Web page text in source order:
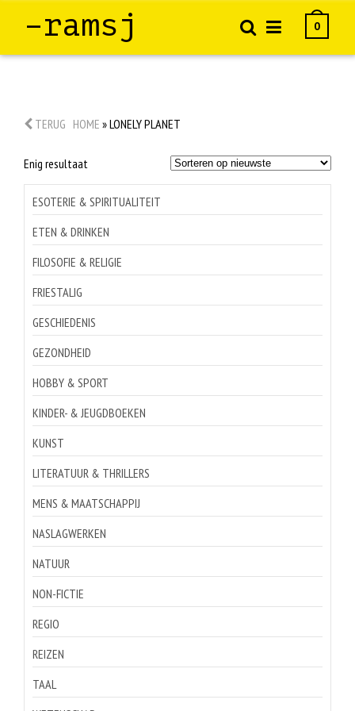
–ramsj 0
TERUG HOME »LONELY PLANET
Enig resultaat
ESOTERIE & SPIRITUALITEIT
ETEN & DRINKEN
FILOSOFIE & RELIGIE
FRIESTALIG
GESCHIEDENIS
GEZONDHEID
HOBBY & SPORT
KINDER- & JEUGDBOEKEN
KUNST
LITERATUUR & THRILLERS
MENS & MAATSCHAPPIJ
NASLAGWERKEN
NATUUR
NON-FICTIE
REGIO
REIZEN
TAAL